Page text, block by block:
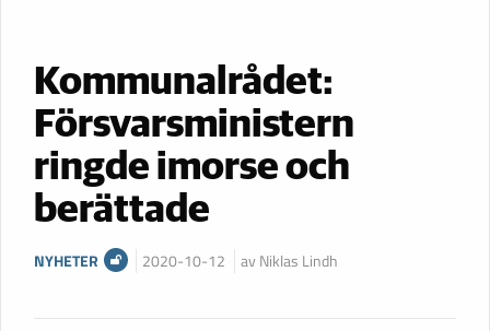
Kommunalrådet:
Försvarsministern
ringde imorse och
berättade
NYHETER 2020-10-12 av Niklas Lindh